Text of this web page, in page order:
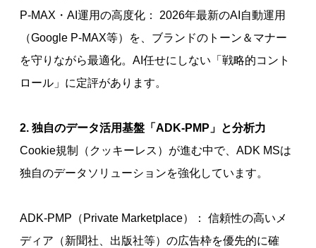
P-MAX・AI運用の高度化： 2026年最新のAI自動運用
（Google P-MAX等）を、ブランドのトーン＆マナー
を守りながら最適化。AI任せにしない「戦略的コント
ロール」に定評があります。
2. 独自のデータ活用基盤「ADK-PMP」と分析力
Cookie規制（クッキーレス）が進む中で、ADK MSは
独自のデータソリューションを強化しています。
ADK-PMP（Private Marketplace）： 信頼性の高いメ
ディア（新聞社、出版社等）の広告枠を優先的に確